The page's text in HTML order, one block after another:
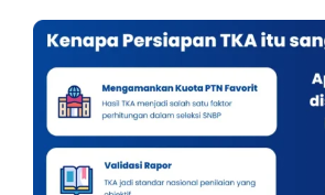
CONTACT US